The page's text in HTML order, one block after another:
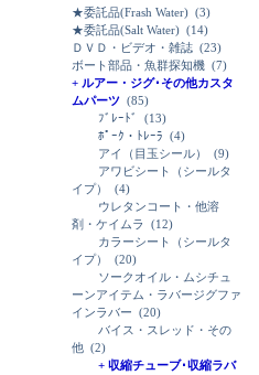
★委託品(Frash Water) (3)
★委託品(Salt Water) (14)
ＤＶＤ・ビデオ・雑誌 (23)
ボート部品・魚群探知機 (7)
+ ルアー・ジグ･その他カスタ
ムパーツ (85)
ﾌﾞﾚｰﾄﾞ
(13)
ﾎﾟｰｸ・ﾄﾚｰﾗ (4)
アイ（目玉シール）
(9)
アワビシート（シールタ
イプ）
(4)
ウレタンコート・他溶
剤・ケイムラ
(12)
カラーシート（シールタ
イプ）
(20)
ソークオイル・ムシチュ
ーンアイテム・ラバージグファ
インラバー (20)
バイス・スレッド・その
他 (2)
+ 収縮チューブ･収縮ラバ